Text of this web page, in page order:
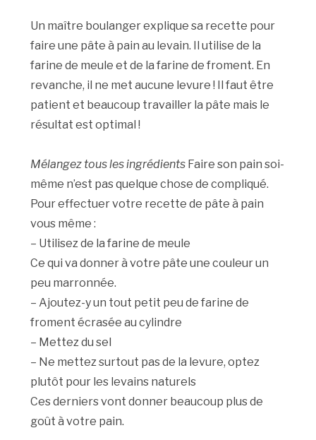
Un maître boulanger explique sa recette pour
faire une pâte à pain au levain. Il utilise de la
farine de meule et de la farine de froment. En
revanche, il ne met aucune levure ! Il faut être
patient et beaucoup travailler la pâte mais le
résultat est optimal !
Mélangez tous les ingrédients Faire son pain soi-
même n’est pas quelque chose de compliqué.
Pour effectuer votre recette de pâte à pain
vous même :
– Utilisez de la farine de meule
Ce qui va donner à votre pâte une couleur un
peu marronnée.
– Ajoutez-y un tout petit peu de farine de
froment écrasée au cylindre
– Mettez du sel
– Ne mettez surtout pas de la levure, optez
plutôt pour les levains naturels
Ces derniers vont donner beaucoup plus de
goût à votre pain.